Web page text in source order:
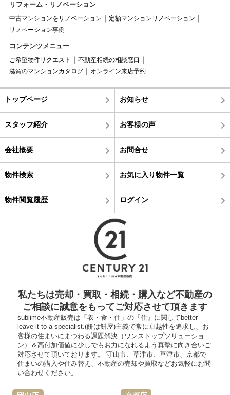
リフォーム・リノベーション
中古マンションをリノベーション
定額マンションリノベーション
リノベーション事例
コンテンツメニュー
ご希望物件リクエスト
不動産相続の相談窓口
滋賀のマンションカタログ
オンライン来店予約
トップページ お知らせ
スタッフ紹介 お客様の声
会社概要 お問合せ
物件検索 お気に入り物件一覧
物件閲覧履歴 ログイン
私たちは売却・買取・相続・購入など不動産の
ご相談に誠意をもってご対応させて頂きます
sublime不動産販売は「衣・食・住」の『住』に関してbetter
leave it to a specialist.(餅は餅屋)主義で常に卓越性を追求し、お
客様の住まいにまつわる課題解決（ワンストップソリューショ
ン）＆高付加価値に少しでもお力になれるよう真摯に向き合いご
対応させて頂いております。 守山市、草津市、草津市、京都で
住まいの購入や住み替え、不動産の売却や買取などお気軽にお問
い合わせください。